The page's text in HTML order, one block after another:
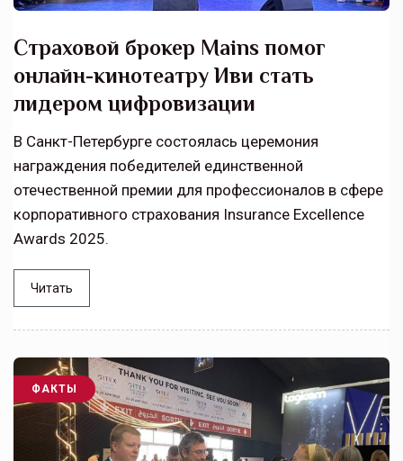
Страховой брокер Mains помог
онлайн-кинотеатру Иви стать
лидером цифровизации
В Санкт-Петербурге состоялась церемония
награждения победителей единственной
отечественной премии для профессионалов в сфере
корпоративного страхования Insurance Excellence
Awards 2025.
Читать
ФАКТЫ